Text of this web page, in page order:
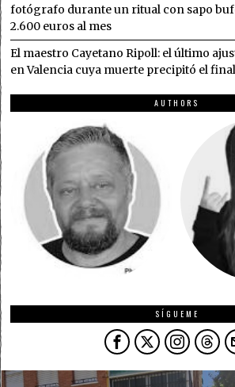
fotógrafo durante un ritual con sapo
2.600 euros al mes
El maestro Cayetano Ripoll: el último
en Valencia cuya muerte precipitó el
AUTHORS
SÍGUEME